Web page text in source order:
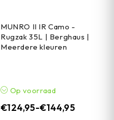
MUNRO II IR Camo -
Rugzak 35L | Berghaus |
Meerdere kleuren
Op voorraad
€124,95-€144,95